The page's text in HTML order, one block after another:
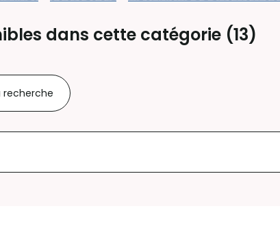
dans cette catégorie (13)
recherche